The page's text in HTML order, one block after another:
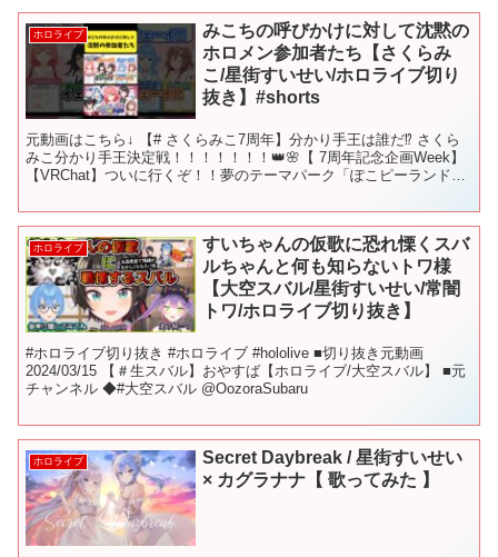
ホロライブ
みこちの呼びかけに対して沈黙の
ホロメン参加者たち【さくらみ
こ/星街すいせい/ホロライブ切り
抜き】#shorts
元動画はこちら↓ 【# さくらみこ7周年】分かり手王は誰だ⁉ さくら
みこ分かり手王決定戦！！！！！！！👑🌸【 7周年記念企画Week】
【VRChat】ついに行くぞ！！夢のテーマパーク「ぽこピーランド」
ホロライブ
すいちゃんの仮歌に恐れ慄くスバ
ルちゃんと何も知らないトワ様
【大空スバル/星街すいせい/常闇
トワ/ホロライブ切り抜き】
#ホロライブ切り抜き #ホロライブ #hololive ■切り抜き元動画
2024/03/15 【＃生スバル】おやすば【ホロライブ/大空スバル】 ■元
チャンネル ◆#大空スバル @OozoraSubaru
ホロライブ
Secret Daybreak / 星街すいせい
× カグラナナ【 歌ってみた 】